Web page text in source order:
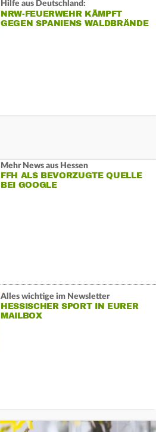
Hilfe aus Deutschland:
NRW-FEUERWEHR KÄMPFT
GEGEN SPANIENS WALDBRÄNDE
Mehr News aus Hessen
FFH ALS BEVORZUGTE QUELLE
BEI GOOGLE
Alles wichtige im Newsletter
HESSISCHER SPORT IN EURER
MAILBOX